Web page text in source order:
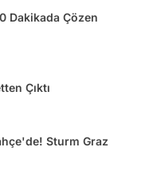
Dakikada Çözen
Çıktı
Sturm Graz